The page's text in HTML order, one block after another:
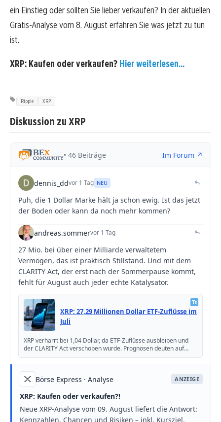
ein Einstieg oder sollten Sie lieber verkaufen? In der aktuellen
Gratis-Analyse vom 8. August erfahren Sie was jetzt zu tun
ist.
XRP: Kaufen oder verkaufen? Hier weiterlesen...
Ripple XRP
Diskussion zu XRP